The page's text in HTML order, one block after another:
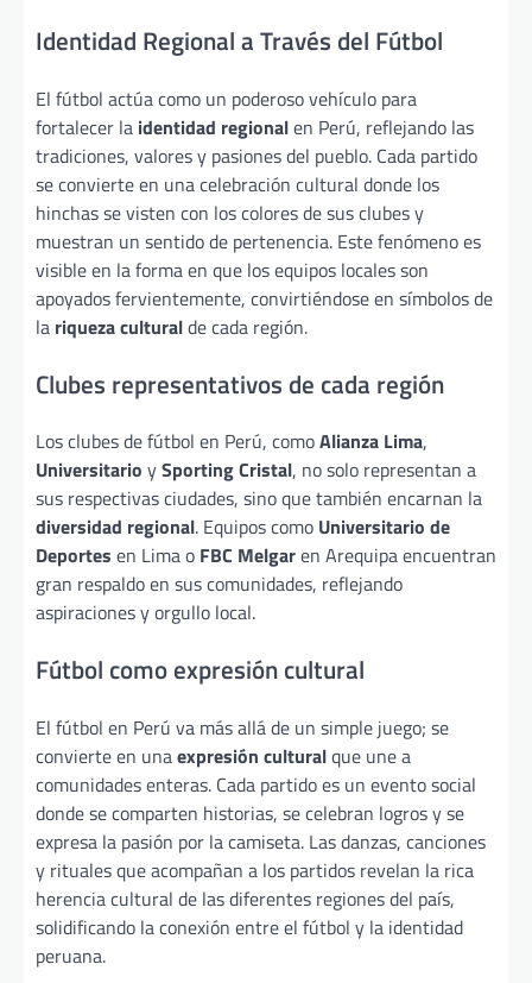
Identidad Regional a Través del Fútbol
El fútbol actúa como un poderoso vehículo para
fortalecer la identidad regionalen Perú, reflejando las
tradiciones, valores y pasiones del pueblo. Cada partido
se convierte en una celebración cultural donde los
hinchas se visten con los colores de sus clubes y
muestran un sentido de pertenencia. Este fenómeno es
visible en la forma en que los equipos locales son
apoyados fervientemente, convirtiéndose en símbolos de
la riqueza culturalde cada región.
Clubes representativos de cada región
Los clubes de fútbol en Perú, comoAlianza Lima,
Universitario ySporting Cristal, no solo representan a
sus respectivas ciudades, sino que también encarnan la
diversidad regional. Equipos como Universitario de
Deportes en Lima o FBC Melgaren Arequipa encuentran
gran respaldo en sus comunidades, reflejando
aspiraciones y orgullo local.
Fútbol como expresión cultural
El fútbol en Perú va más allá de un simple juego; se
convierte en unaexpresión culturalque une a
comunidades enteras. Cada partido es un evento social
donde se comparten historias, se celebran logros y se
expresa la pasión por la camiseta. Las danzas, canciones
y rituales que acompañan a los partidos revelan la rica
herencia cultural de las diferentes regiones del país,
solidificando la conexión entre el fútbol y la identidad
peruana.